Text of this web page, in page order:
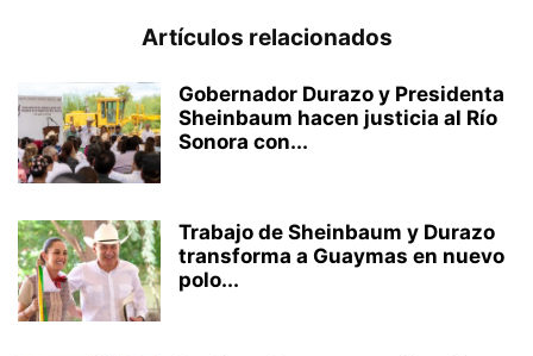
Artículos relacionados
Gobernador Durazo y Presidenta
Sheinbaum hacen justicia al Río
Sonora con...
Trabajo de Sheinbaum y Durazo
transforma a Guaymas en nuevo
polo...